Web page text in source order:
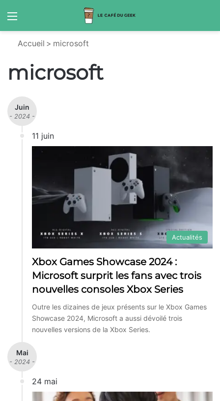
Accueil > microsoft
microsoft
Juin
- 2024 -
11 juin
Actualités
Xbox Games Showcase 2024 :
Microsoft surprit les fans avec trois
nouvelles consoles Xbox Series
Outre les dizaines de jeux présents sur le Xbox Games
Showcase 2024, Microsoft a aussi dévoilé trois
nouvelles versions de la Xbox Series.
Mai
- 2024 -
24 mai